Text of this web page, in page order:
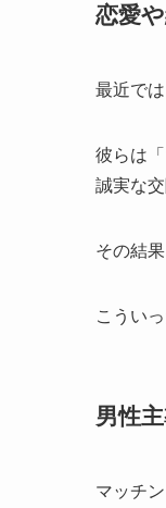
恋愛
最近で
彼らは
誠実な
その結
こうい
男性
マッチ